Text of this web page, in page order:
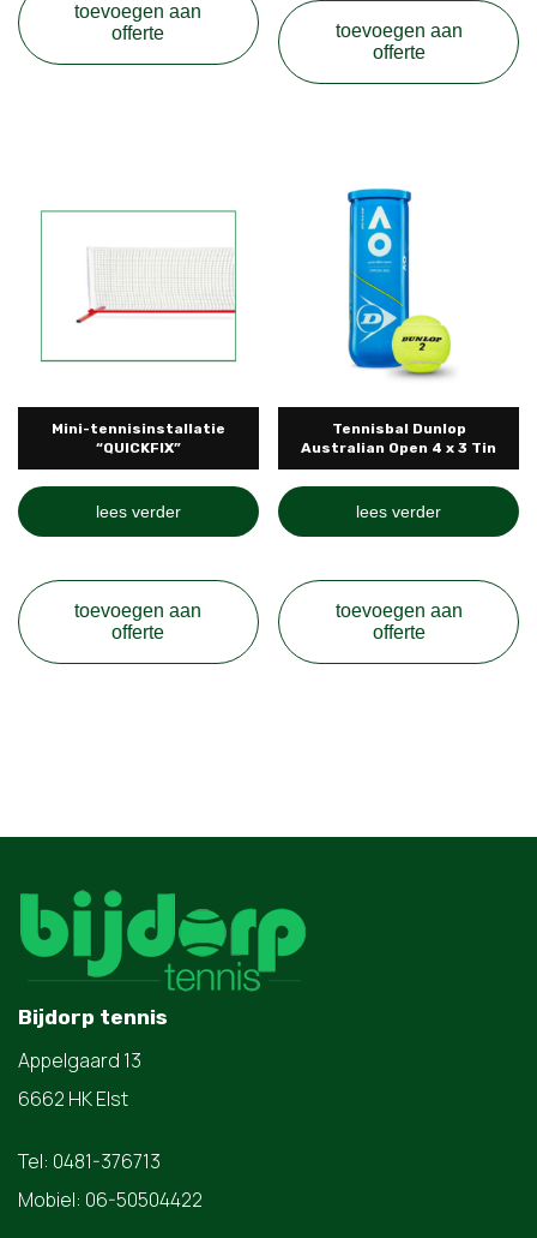
toevoegen aan
offerte
toevoegen aan
offerte
Mini-tennisinstallatie
“QUICKFIX”
lees verder
toevoegen aan
offerte
Tennisbal Dunlop
Australian Open 4 x 3 Tin
lees verder
toevoegen aan
offerte
Bijdorp tennis
Appelgaard 13
6662 HK Elst
Tel: 0481-376713
Mobiel: 06-50504422